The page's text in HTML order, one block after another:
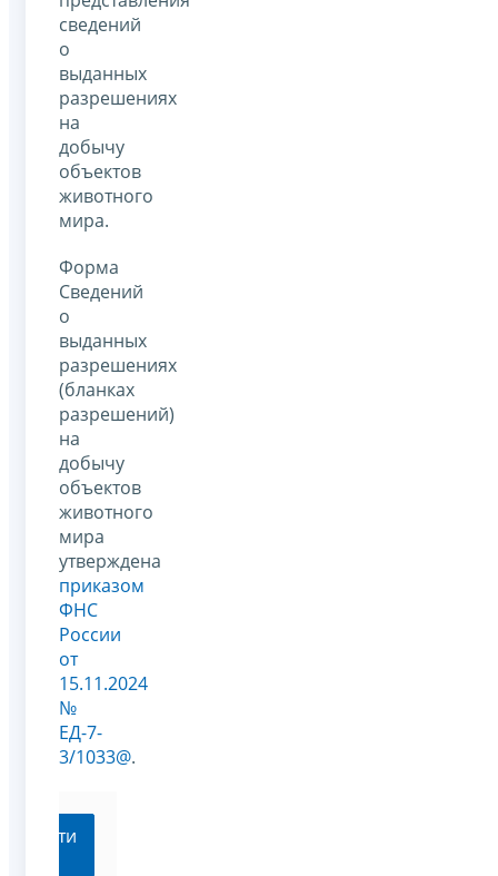
сведений
о
выданных
разрешениях
на
добычу
объектов
животного
мира.
Форма
Сведений
о
выданных
разрешениях
(бланках
разрешений)
на
добычу
объектов
животного
мира
утверждена
приказом
ФНС
России
от
15.11.2024
№
ЕД-7-
3/1033@.
Перейти